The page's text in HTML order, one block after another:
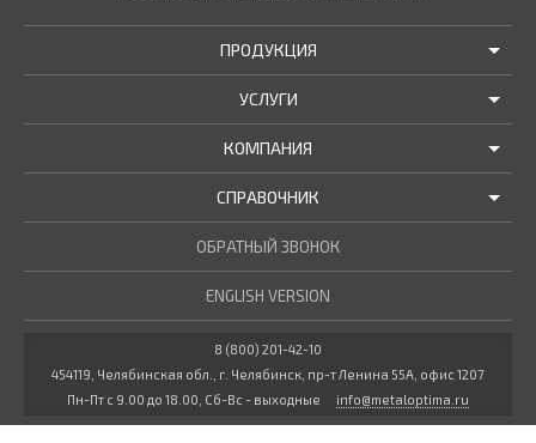
ПРОДУКЦИЯ
АКЦИИ И РАСПРОДАЖИ
ТРУБЫ В НАЛИЧИИ
МЕТАЛЛОПРОКАТ В НАЛИЧИИ
УСЛУГИ
ДОСТАВКА
РЕЗКА В РАЗМЕР
ПРОЧИЕ УСЛУГИ
КОМПАНИЯ
О НАС
НОВОСТИ КОМПАНИИ
СТАТЬИ
ДОКУМЕНТЫ
ВАКАНСИИ
СПРАВОЧНИК
ГОСТЫ / ТУ
МАРОЧНИК СТАЛЕЙ
КУЛЬКУЛЯТОР МЕТАЛЛУРГА
ОБРАТНЫЙ ЗВОНОК
ENGLISH VERSION
8 (800) 201-42-10
454119, Челябинская обл., г. Челябинск, пр-т Ленина 55А, офис 1207
Пн-Пт с 9.00 до 18.00, Сб-Вс - выходные
info@metaloptima.ru